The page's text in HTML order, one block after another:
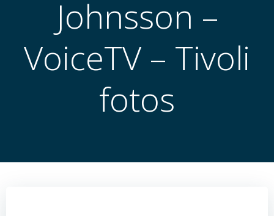
Johnsson –
VoiceTV – Tivoli
fotos